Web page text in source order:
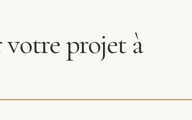
projet à